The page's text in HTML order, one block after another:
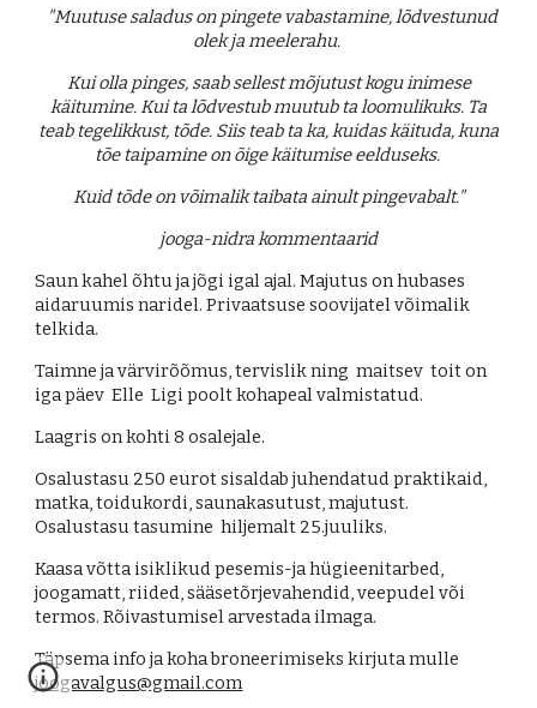
"Muutuse saladus on pingete vabastamine, lõdvestunud
olek ja meelerahu.
Kui olla pinges, saab sellest mõjutust kogu inimese
käitumine. Kui ta lõdvestub muutub ta loomulikuks. Ta
teab tegelikkust, tõde. Siis teab ta ka, kuidas käituda, kuna
tõe taipamine on õige käitumise eelduseks.
Kuid tõde on võimalik taibata ainult pingevabalt."
jooga-nidra kommentaarid
Saun kahel õhtu ja jõgi igal ajal. Majutus on hubases
aidaruumis naridel. Privaatsuse soovijatel võimalik
telkida.
Taimne ja värvirõõmus,tervislikning maitsev toit on
iga päev Elle Ligi poolt kohapeal valmistatud.
Laagris on kohti 8 osalejale.
Osalustasu 250 eurot sisaldab juhendatud praktikaid,
matka, toidukordi, saunakasutust, majutust.
Osalustasutasumine hiljemalt 25.juuliks.
Kaasa võtta isiklikud pesemis-ja hügieenitarbed,
joogamatt, riided, sääsetõrjevahendid, veepudelvõi
termos.Rõivastumisel arvestada ilmaga.
Täpsema info ja koha broneerimiseks kirjuta mulle
joogavalgus@gmail.com